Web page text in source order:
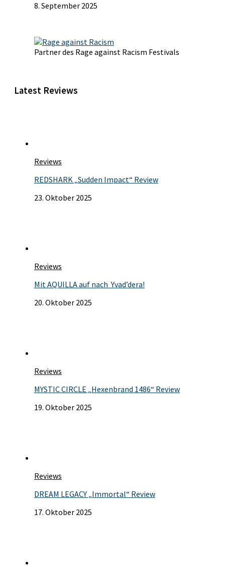
8. September 2025
Partner des Rage against Racism Festivals
Latest Reviews
Reviews
REDSHARK „Sudden Impact“ Review
23. Oktober 2025
Reviews
Mit AQUILLA auf nach Yvad’dera!
20. Oktober 2025
Reviews
MYSTIC CIRCLE „Hexenbrand 1486“ Review
19. Oktober 2025
Reviews
DREAM LEGACY „Immortal“ Review
17. Oktober 2025